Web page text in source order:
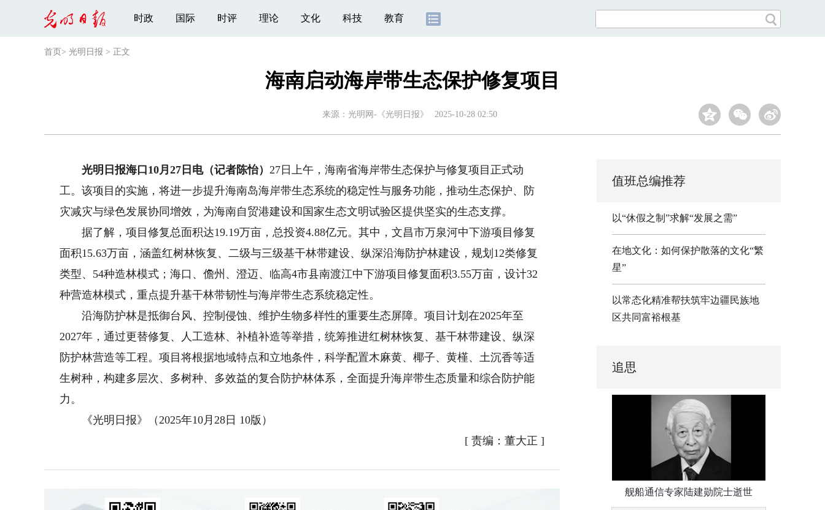
时政 国际 时评 理论 文化 科技 教育
首页 > 光明日报 > 正文
海南启动海岸带生态保护修复项目
来源： 光明网-《光明日报》 2025-10-28 02:50
光明日报海口10月27日电（记者陈怡）27日上午，海南省海岸带生态保护与修复项目正式动
工。该项目的实施，将进一步提升海南岛海岸带生态系统的稳定性与服务功能，推动生态保护、防
灾减灾与绿色发展协同增效，为海南自贸港建设和国家生态文明试验区提供坚实的生态支撑。
据了解，项目修复总面积达19.19万亩，总投资4.88亿元。其中，文昌市万泉河中下游项目修复
面积15.63万亩，涵盖红树林恢复、二级与三级基干林带建设、纵深沿海防护林建设，规划12类修复
类型、54种造林模式；海口、儋州、澄迈、临高4市县南渡江中下游项目修复面积3.55万亩，设计32
种营造林模式，重点提升基干林带韧性与海岸带生态系统稳定性。
沿海防护林是抵御台风、控制侵蚀、维护生物多样性的重要生态屏障。项目计划在2025年至
2027年，通过更替修复、人工造林、补植补造等举措，统筹推进红树林恢复、基干林带建设、纵深
防护林营造等工程。项目将根据地域特点和立地条件，科学配置木麻黄、椰子、黄槿、土沉香等适
生树种，构建多层次、多树种、多效益的复合防护林体系，全面提升海岸带生态质量和综合防护能
力。
《光明日报》（2025年10月28日 10版）
[ 责编：董大正 ]
值班总编推荐
以“休假之制”求解“发展之需”
在地文化：如何保护散落的文化“繁
星”
以常态化精准帮扶筑牢边疆民族地
区共同富裕根基
追思
舰船通信专家陆建勋院士逝世